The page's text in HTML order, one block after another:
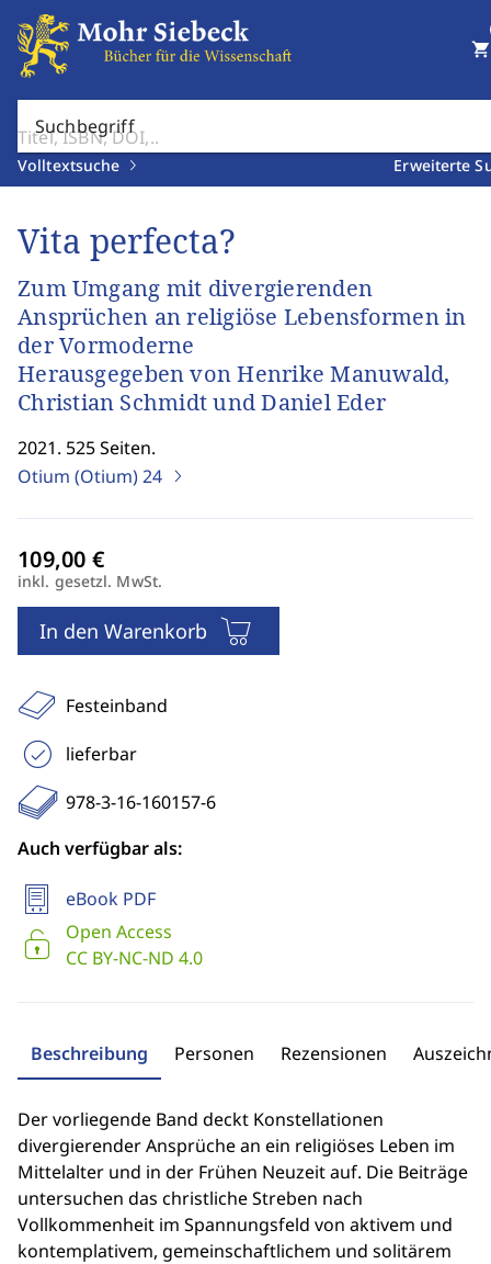
Suchbegriff
Volltextsuche Erweiterte
shopping_cart
Vita perfecta?
Zum Umgang mit divergierenden
Ansprüchen an religiöse Lebensformen in
der Vormoderne
Herausgegeben von Henrike Manuwald,
Christian Schmidt und Daniel Eder
2021. 525 Seiten.
Otium (Otium)24
inkl. gesetzl. MwSt.
In den Warenkorb
Festeinband
lieferbar
978-3-16-160157-6
Auch verfügbar als:
eBook PDF
Open Access
CC BY-NC-ND 4.0
Beschreibung Personen Rezensionen
Der vorliegende Band deckt Konstellationen
divergierender Ansprüche an ein religiöses Leben im
Mittelalter und in der Frühen Neuzeit auf. Die Beiträge
untersuchen das christliche Streben nach
Vollkommenheit im Spannungsfeld von aktivem und
kontemplativem, gemeinschaftlichem und solitärem